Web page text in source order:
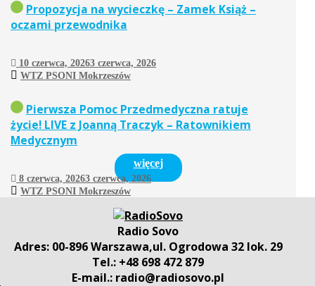
Propozycja na wycieczkę – Zamek Książ –
oczami przewodnika
10 czerwca, 20263 czerwca, 2026
WTZ PSONI Mokrzeszów
Pierwsza Pomoc Przedmedyczna ratuje
życie! LIVE z Joanną Traczyk – Ratownikiem
Medycznym
8 czerwca, 20263 czerwca, 2026
WTZ PSONI Mokrzeszów
więcej
Radio Sovo
Adres: 00-896 Warszawa,ul. Ogrodowa 32 lok. 29
Tel.: +48 698 472 879
E-mail.: radio@radiosovo.pl